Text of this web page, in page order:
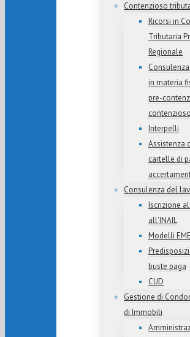
Contenzioso
Ricorsi in
Tributaria
Regionale
in materia
pre-
contenzioso
Interpelli
Assistenza
cartelle di
Consulenza del
Iscrizione
all’INAIL
Modelli
buste paga
CUD
Gestione di
di Immobili